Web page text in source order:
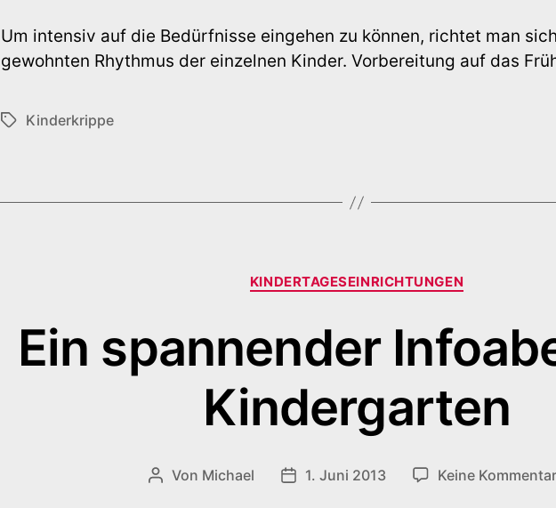
Um intensiv auf die Bedürfnisse eingehen zu können, richtet man
gewohnten Rhythmus der einzelnen Kinder. Vorbereitung auf das
Schlagwörter
Kinderkrippe
Kategorien
KINDERTAGESEINRICHTUNGEN
Ein spannender
Kindergarten
Beitragsautor
Von Michael Veröffentlichungsdatum
1. Juni 2013 Keine